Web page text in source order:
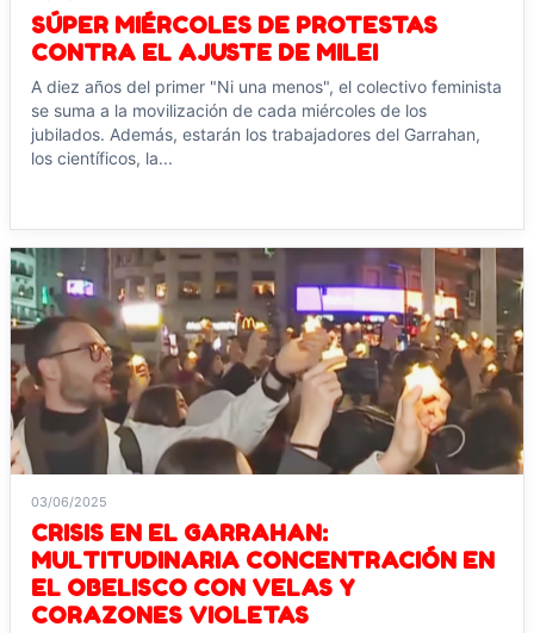
SÚPER MIÉRCOLES DE PROTESTAS
CONTRA EL AJUSTE DE MILEI
A diez años del primer "Ni una menos", el colectivo feminista
se suma a la movilización de cada miércoles de los
jubilados. Además, estarán los trabajadores del Garrahan,
los científicos, la...
03/06/2025
CRISIS EN EL GARRAHAN:
MULTITUDINARIA CONCENTRACIÓN EN
EL OBELISCO CON VELAS Y
CORAZONES VIOLETAS